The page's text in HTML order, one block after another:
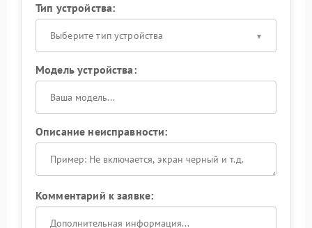
Тип устройства:
Выберите тип устройства
Модель устройства:
Описание неисправности:
Комментарий к заявке: